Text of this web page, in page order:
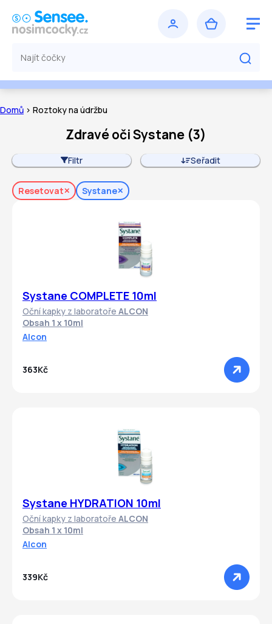
Domů > Roztoky na údržbu
Zdravé oči Systane (3)
Filtr Seřadit
Resetovat Systane
Systane COMPLETE 10ml
Oční kapky z laboratoře ALCON
Obsah 1 x 10ml
Alcon
363Kč
Systane HYDRATION 10ml
Oční kapky z laboratoře ALCON
Obsah 1 x 10ml
Alcon
339Kč